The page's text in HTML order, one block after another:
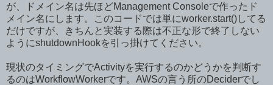
が、ドメイン名は先ほどManagement Consoleで作ったド
メイン名にします。このコードでは単にworker.start()してる
だけですが、きちんと実装する際は不正な形で終了しない
ようにshutdownHookを引っ掛けてください。
現状のタイミングでActivityを実行するのかどうかを判断す
るのはWorkflowWorkerです。AWSの言う所のDeciderでし